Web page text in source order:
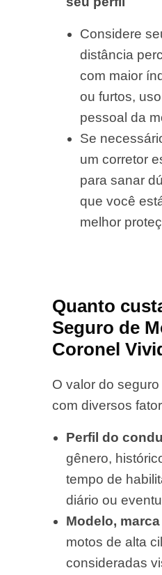
Considere
distância
com maior
ou furtos,
pessoal da
Se
um corretor
para sanar
que você
melhor
Quanto
Seguro de
Coronel
O valor do
com diversos
Perfil do
gênero,
tempo de
diário ou
Modelo,
motos de alta
consideradas